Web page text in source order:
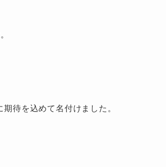
期待を込めて名付けました。